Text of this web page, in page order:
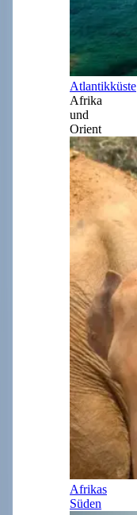
Atlantikküste
Afrika
und
Orient
Afrikas
Süden